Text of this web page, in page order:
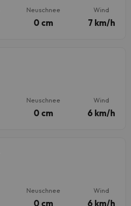
Neuschnee
0 cm
Wind
7 km/h
Neuschnee
0 cm
Wind
6 km/h
Neuschnee
0 cm
Wind
6 km/h